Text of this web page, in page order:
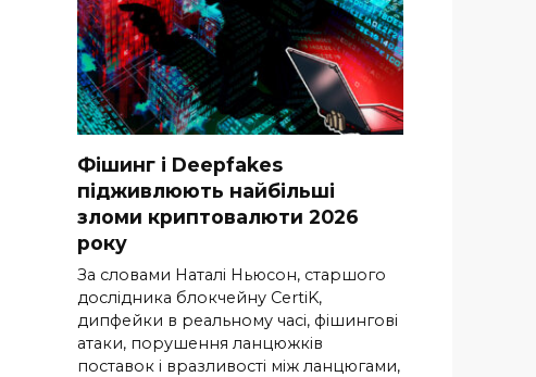
Фішинг і Deepfakes
підживлюють найбільші
зломи криптовалюти 2026
року
За словами Наталі Ньюсон, старшого
дослідника блокчейну CertiK,
дипфейки в реальному часі, фішингові
атаки, порушення ланцюжків
поставок і вразливості між ланцюгами,